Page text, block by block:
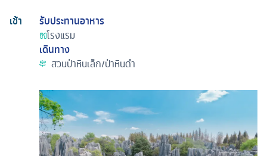
เช้า
รับประทานอาหาร
โรงแรม
เดินทาง
สวนป่าหินเล็ก/ป่าหินดำ